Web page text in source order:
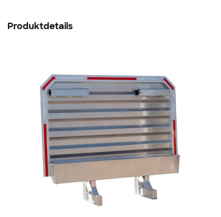
Produktdetails